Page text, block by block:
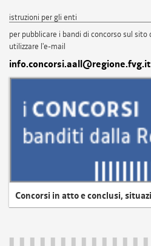
istruzioni per gli enti
per pubblicare i bandi di concorso sul
utilizzare l'e-mail
info.concorsi.aall@regione.fvg.it
Concorsi in atto e conclusi,